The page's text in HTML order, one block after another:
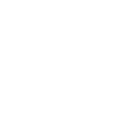
über
erlangt.
die
haben. Auch
In
eigenen
zu